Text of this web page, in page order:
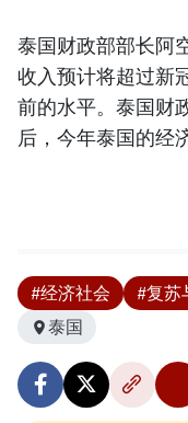
泰国财政部部长阿
收入预计将超过新
前的水平。泰国财
后，今年泰国的经
#经济社会 #复苏
泰国